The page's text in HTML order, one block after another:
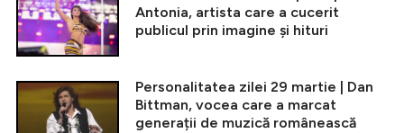
Antonia, artista care a cucerit
publicul prin imagine și hituri
Personalitatea zilei 29 martie | Dan
Bittman, vocea care a marcat
generații de muzică românească